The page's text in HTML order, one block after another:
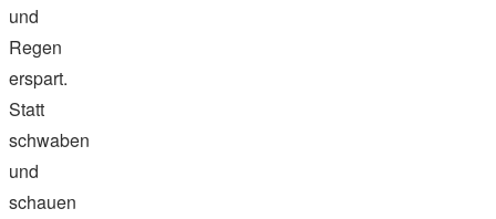
und
Regen
erspart.
Statt
schwaben
und
schauen